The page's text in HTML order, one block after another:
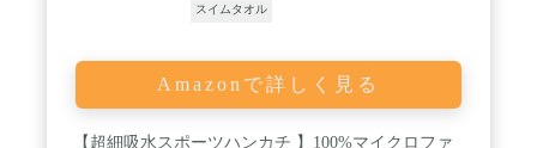
スイムタオル
Amazonで詳しく見る
【超細吸水スポーツハンカチ 】100%マイクロファ